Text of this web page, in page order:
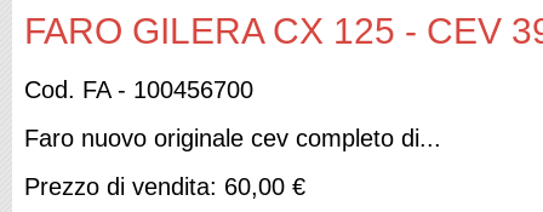
FARO GILERA CX 125 - CEV
Cod. FA - 100456700
Faro nuovo originale cev completo di...
Prezzo di vendita: 60,00 €